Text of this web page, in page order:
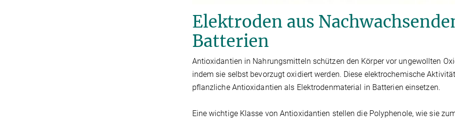
Elektroden aus
Batterien
Antioxidantien in Nahrungsmitteln schützen den Körper vor ungewollten
indem sie selbst bevorzugt oxidiert werden. Diese elektrochemische
pflanzliche Antioxidantien als Elektrodenmaterial in Batterien einsetzen.
Eine wichtige Klasse von Antioxidantien stellen die Polyphenole, wie sie